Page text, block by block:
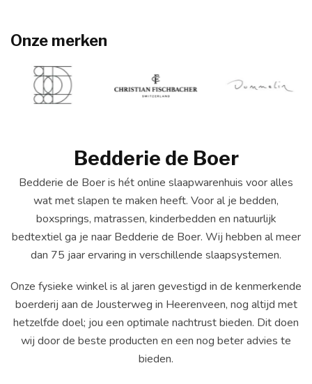
Onze merken
Bedderie de Boer
Bedderie de Boer is hét online slaapwarenhuis voor alles
wat met slapen te maken heeft. Voor al je bedden,
boxsprings, matrassen, kinderbedden en natuurlijk
bedtextiel ga je naar Bedderie de Boer. Wij hebben al meer
dan 75 jaar ervaring in verschillende slaapsystemen.
Onze fysieke winkel is al jaren gevestigd in de kenmerkende
boerderij aan de Jousterweg in Heerenveen, nog altijd met
hetzelfde doel; jou een optimale nachtrust bieden. Dit doen
wij door de beste producten en een nog beter advies te
bieden.